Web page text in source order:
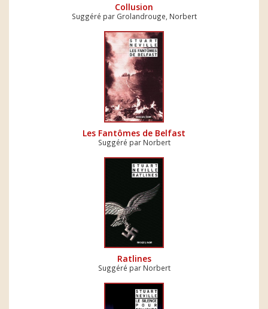
Collusion
Suggéré par Grolandrouge, Norbert
Les Fantômes de Belfast
Suggéré par Norbert
Ratlines
Suggéré par Norbert